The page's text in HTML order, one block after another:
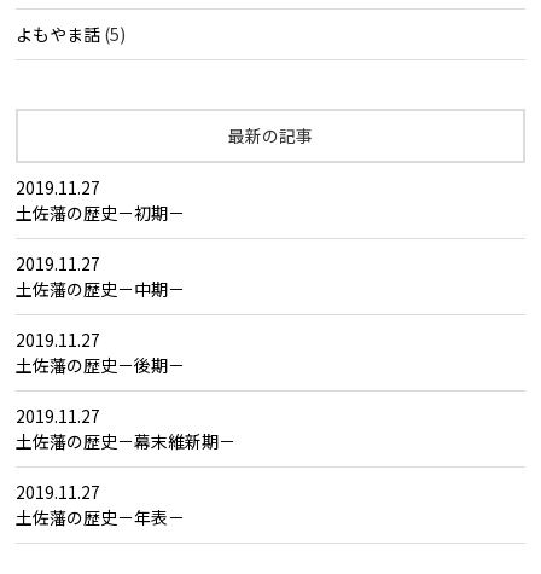
よもやま話 (5)
最新の記事
2019.11.27
土佐藩の歴史－初期－
2019.11.27
土佐藩の歴史－中期－
2019.11.27
土佐藩の歴史－後期－
2019.11.27
土佐藩の歴史－幕末維新期－
2019.11.27
土佐藩の歴史－年表－